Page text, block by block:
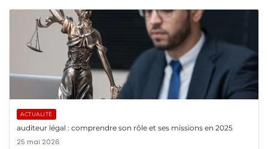
ACTUALITÉ
auditeur légal : comprendre son rôle et ses missions en 2025
25 mai 2026